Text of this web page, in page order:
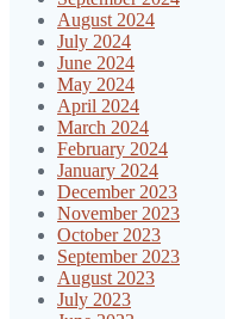
August 2024
July 2024
June 2024
May 2024
April 2024
March 2024
February 2024
January 2024
December 2023
November 2023
October 2023
September 2023
August 2023
July 2023